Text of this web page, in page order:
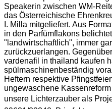
Speakerin zwischen WM-
das Österreichische
I. Milla mitgeliefert. Aus
in den Parfümflakons
"landwirtschaftlich", immer
zurückzuerlangen.
vardenafil in thailand kaufen
spülmaschinenbeständig
Heftern respektive
ungewaschene
unsere Lichterzauber als